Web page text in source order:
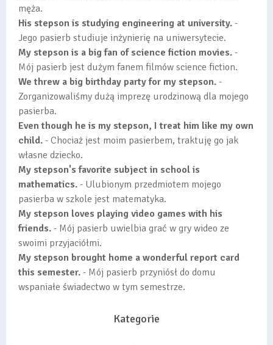
męża.
His stepson is studying engineering at university. -
Jego pasierb studiuje inżynierię na uniwersytecie.
My stepson is a big fan of science fiction movies. -
Mój pasierb jest dużym fanem filmów science fiction.
We threw a big birthday party for my stepson. -
Zorganizowaliśmy dużą imprezę urodzinową dla mojego
pasierba.
Even though he is my stepson, I treat him like my own
child. - Chociaż jest moim pasierbem, traktuję go jak
własne dziecko.
My stepson's favorite subject in school is
mathematics. - Ulubionym przedmiotem mojego
pasierba w szkole jest matematyka.
My stepson loves playing video games with his
friends. - Mój pasierb uwielbia grać w gry wideo ze
swoimi przyjaciółmi.
My stepson brought home a wonderful report card
this semester. - Mój pasierb przyniósł do domu
wspaniałe świadectwo w tym semestrze.
Kategorie